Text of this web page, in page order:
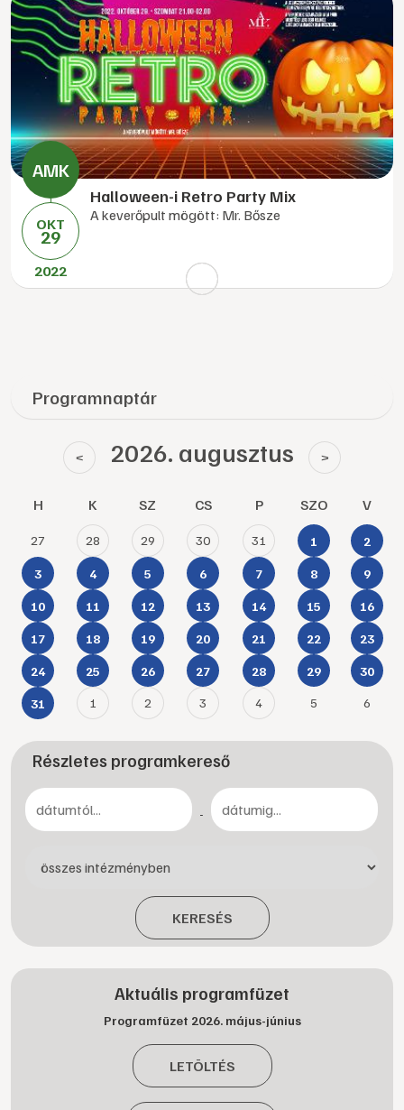
OKT
29
2022
Halloween-i Retro Party Mix
A keverőpult mögött: Mr. Bősze
Programnaptár
< 2026. augusztus >
H K SZ CS P SZO V
27 28 29 30 31 1 2
3 4 5 6 7 8 9
10 11 12 13 14 15 16
17 18 19 20 21 22 23
24 25 26 27 28 29 30
31 1 2 3 4 5 6
Részletes programkereső
-
KERESÉS
Aktuális programfüzet
Programfüzet 2026. május-június
LETÖLTÉS